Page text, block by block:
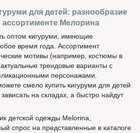
для детей: разнообразие
ассортименте Мелорина
оптом кигуруми, имеющие
время года. Ассортимент
мотивы (например, костюмы в
трендовые варианты с
персонажами.
смело купить кигуруми для детей
на складах, а быстро найдут
детской одежды Melorina,
спрос на представленные в каталоге